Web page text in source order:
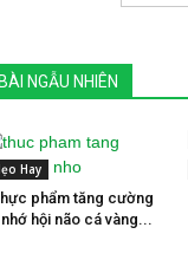
BÀI NGẪU NHIÊN
Hay
phẩm tăng cường
hội não cá vàng...